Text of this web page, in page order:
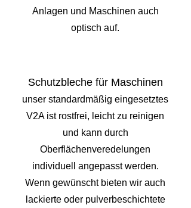
Anlagen und Maschinen auch
optisch auf.
Schutzbleche für Maschinen
unser standardmäßig eingesetztes
V2A ist rostfrei, leicht zu reinigen
und kann durch
Oberflächenveredelungen
individuell angepasst werden.
Wenn gewünscht bieten wir auch
lackierte oder pulverbeschichtete